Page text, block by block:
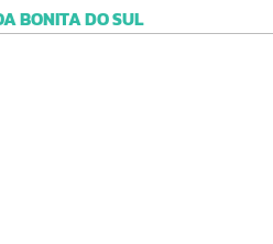
BONITA DO SUL
CÓDIGO DA MENSAGEM:
cidadao/pagina/static/bundle/w